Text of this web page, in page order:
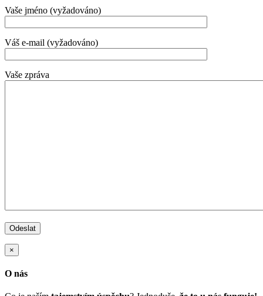
Vaše jméno (vyžadováno)
Váš e-mail (vyžadováno)
Vaše zpráva
×
O nás